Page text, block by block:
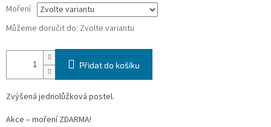
Moření
Můžeme doručit do: Zvolte variantu
Přidat do košíku
Zvýšená jednolůžková postel.
Akce – moření ZDARMA!